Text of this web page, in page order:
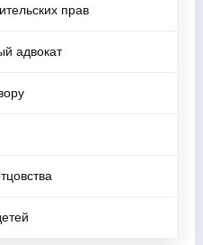
прав
адвокат